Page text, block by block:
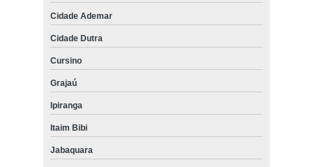
Cidade Ademar
Cidade Dutra
Cursino
Grajaú
Ipiranga
Itaim Bibi
Jabaquara